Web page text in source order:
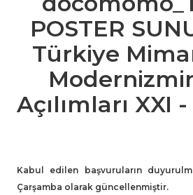
POSTER
Türkiye
Açılımları XXI
Kabul edilen başvuruların
Çarşamba olarak güncellenmiştir.